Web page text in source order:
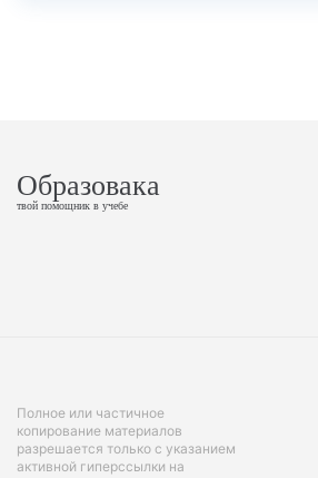
Образовака
твой помощник в учебе
Полное или частичное
копирование материалов
разрешается только с указанием
активной гиперссылки на